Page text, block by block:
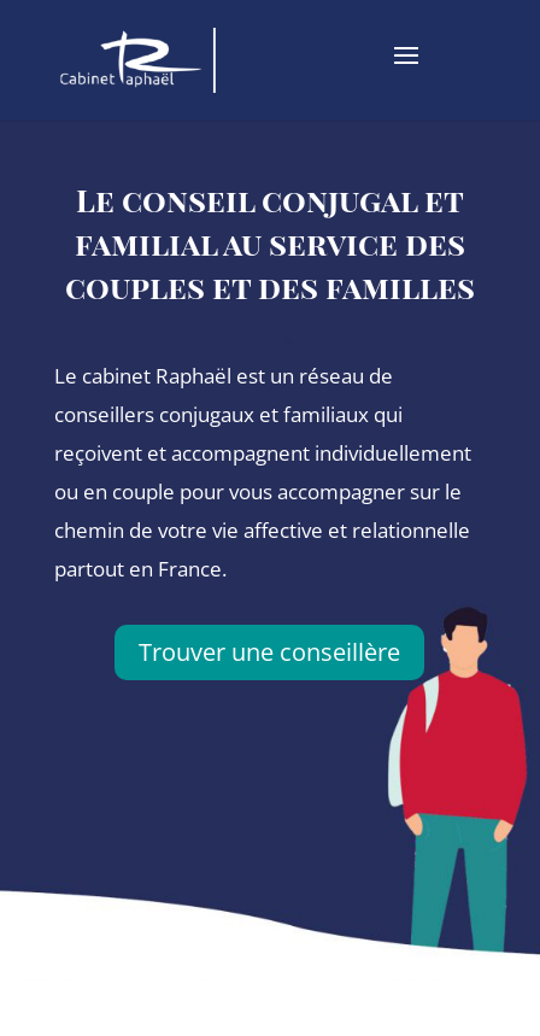
Le conseil conjugal et
familial au service des
couples et des familles
Le cabinet Raphaël est un réseau de
conseillers conjugaux et familiaux qui
reçoivent et accompagnent individuellement
ou en couple pour vous accompagner sur le
chemin de votre vie affective et relationnelle
partout en France.
Trouver une conseillère